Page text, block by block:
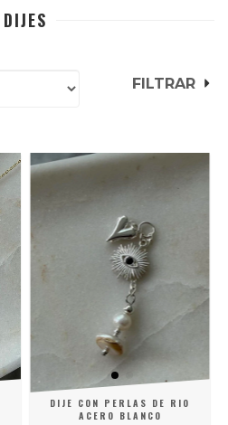
DIJES
FILTRAR
DIJE CON PERLAS DE RIO
ACERO BLANCO